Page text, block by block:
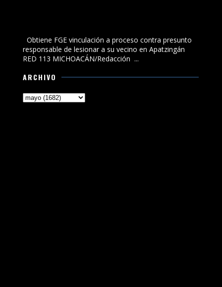
Obtiene FGE vinculación a proceso contra presunto
responsable de lesionar a su vecino en Apatzingán
RED 113 MICHOACÁN/Redacción ...
ARCHIVO